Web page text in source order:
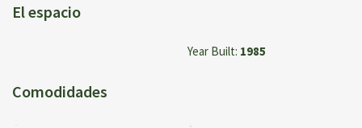
El espacio
Year Built: 1985
Comodidades